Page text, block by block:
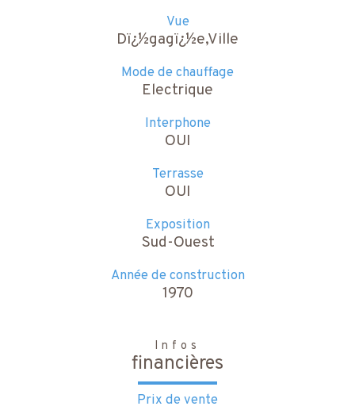
Vue
Dï¿½gagï¿½e,Ville
Mode de chauffage
Electrique
Interphone
OUI
Terrasse
OUI
Exposition
Sud-Ouest
Année de construction
1970
Infos
financières
Prix de vente